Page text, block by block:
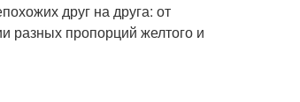
друг на друга: от
разных пропорций желтого и